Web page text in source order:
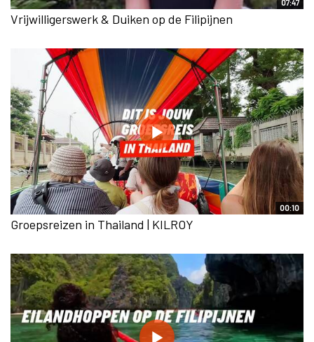
07:47
Vrijwilligerswerk & Duiken op de Filipijnen
00:10
Groepsreizen in Thailand | KILROY